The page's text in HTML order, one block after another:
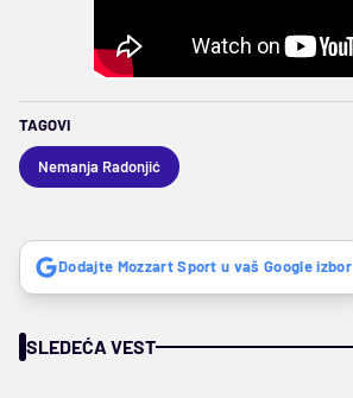
TAGOVI
Nemanja Radonjić
Dodajte Mozzart Sport u vaš Google izbor
SLEDEĆA VEST